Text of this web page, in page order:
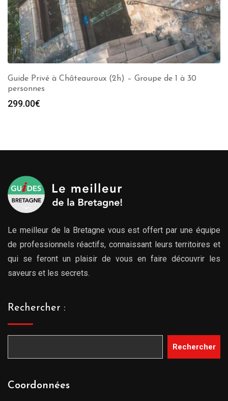
Guide Privé à Châteauroux (2h) – Groupe de 1 à 30
personnes
299.00€
Le meilleur de la Bretagne vous est offert par une équipe
de professionnels réactifs, connaissant leurs territoires et
qui se feront un plaisir de vous en faire découvrir les
saveurs et les secrets.
Rechercher :
Rechercher
Coordonnées